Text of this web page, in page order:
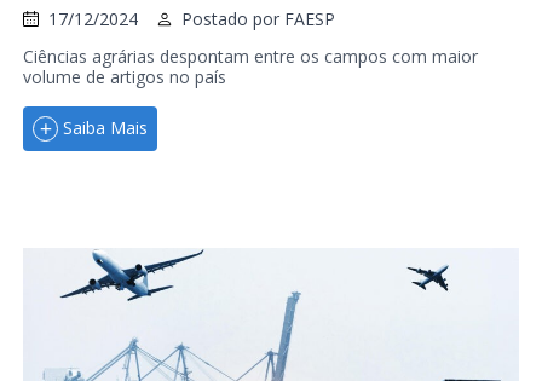
17/12/2024 Postado por FAESP
Ciências agrárias despontam entre os campos com maior
volume de artigos no país
Saiba Mais